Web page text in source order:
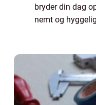
bryder din dag
nemt og